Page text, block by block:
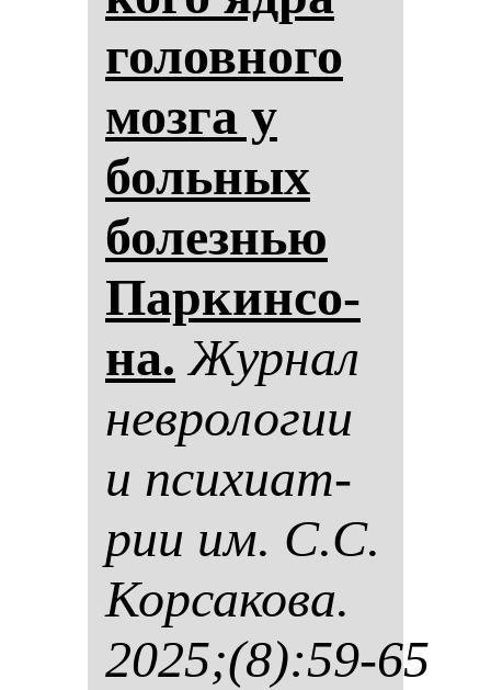
го­лов­но­го
моз­га у
боль­ных
бо­лез­нью
Пар­кин­со­
на. Жур­нал
нев­ро­ло­гии
и пси­хи­ат­
рии им. С.С.
Кор­са­ко­ва.
2025;(8):59-65